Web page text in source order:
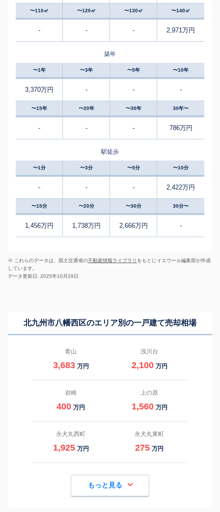
〜110㎡ 〜120㎡ 〜130㎡ 〜140㎡
- - - 2,971万円
築年
〜1年 〜3年 〜5年 〜10年
3,370万円 - - -
〜15年 〜20年 〜30年 30年〜
- - - 786万円
駅徒歩
〜1分 〜3分 〜5分 〜10分
- - - 2,422万円
〜15分 〜20分 〜30分 30分〜
1,456万円 1,738万円 2,666万円 -
※ これらのデータは、国土交通省の不動産情報ライブラリ をもとにイエウール編集部が作成
しています。
データ更新日: 2025年10月29日
北九州市八幡西区のエリア別の一戸建て売却相場
青山
3,683 万円
浅川台
2,100 万円
岩崎
400 万円
上の原
1,560 万円
永犬丸西町
1,925 万円
永犬丸東町
275 万円
もっと見る